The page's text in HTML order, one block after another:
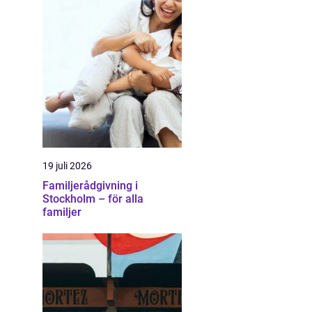
19 juli 2026
Familjerådgivning i
Stockholm – för alla
familjer